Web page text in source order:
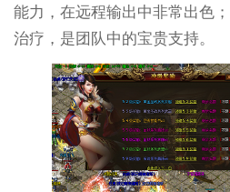
能力，在远程输出中非常出色
治疗，是团队中的宝贵支持。